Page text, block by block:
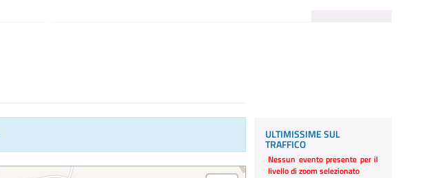
ULTIMISSIME SUL
TRAFFICO
Nessun evento presente per il
livello di zoom selezionato